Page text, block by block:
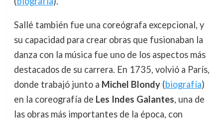
Sallé también fue una coreógrafa excepcional, y
su capacidad para crear obras que fusionaban la
danza con la música fue uno de los aspectos más
destacados de su carrera. En 1735, volvió a París,
donde trabajó junto a Michel Blondy(biografía)
en la coreografía de Les Indes Galantes, una de
las obras más importantes de la época, con